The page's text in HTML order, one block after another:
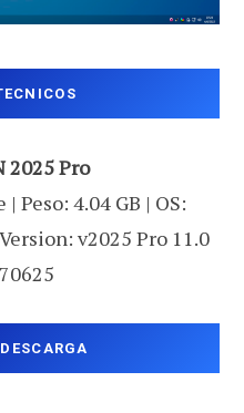
2025 Pro
4.04 GB | OS:
v2025 Pro 11.0